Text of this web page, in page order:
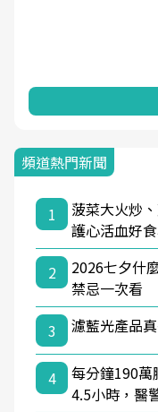
頻道熱門新聞
1
菠菜大火炒
護心活血好
2
2026七夕什
禁忌一次看
3
濾藍光產品
4
每分鐘190萬
4.5小時，醫